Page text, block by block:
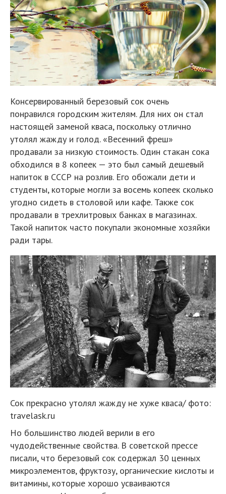
Консервированный березовый сок очень
понравился городским жителям. Для них он стал
настоящей заменой кваса, поскольку отлично
утолял жажду и голод. «Весенний фреш»
продавали за низкую стоимость. Один стакан сока
обходился в 8 копеек — это был самый дешевый
напиток в СССР на розлив. Его обожали дети и
студенты, которые могли за восемь копеек сколько
угодно сидеть в столовой или кафе. Также сок
продавали в трехлитровых банках в магазинах.
Такой напиток часто покупали экономные хозяйки
ради тары.
Сок прекрасно утолял жажду не хуже кваса/ фото:
travelask.ru
Но большинство людей верили в его
чудодейственные свойства. В советской прессе
писали, что березовый сок содержал 30 ценных
микроэлементов, фруктозу, органические кислоты и
витамины, которые хорошо усваиваются